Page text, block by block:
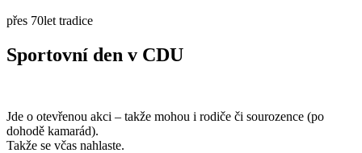
přes 70let tradice
Sportovní den v CDU
Jde o otevřenou akci – takže mohou i rodiče či sourozence (po
dohodě kamarád).
Takže se včas nahlaste.